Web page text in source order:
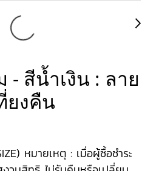
- สีน้ำเงิน : ลาย
ยงคืน
หมายเหตุ : เมื่อผู้ซื้อชำระ